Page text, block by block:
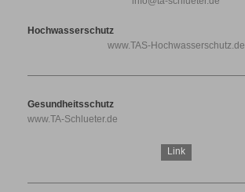
Hochwasserschutz
www.TAS-Hochwasserschutz.de
Gesundheitsschutz
www.TA-Schlueter.de
Link